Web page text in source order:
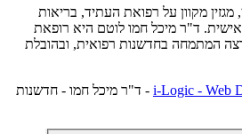
מקוון על רפואת העתיד, בריאות
ד"ר מיכל חמו לוטם היא רופאת
בחדשנות רפואית, ובהובלת
i-Logic -| © Copyright - ד"ר מיכל חמו - חדשנות